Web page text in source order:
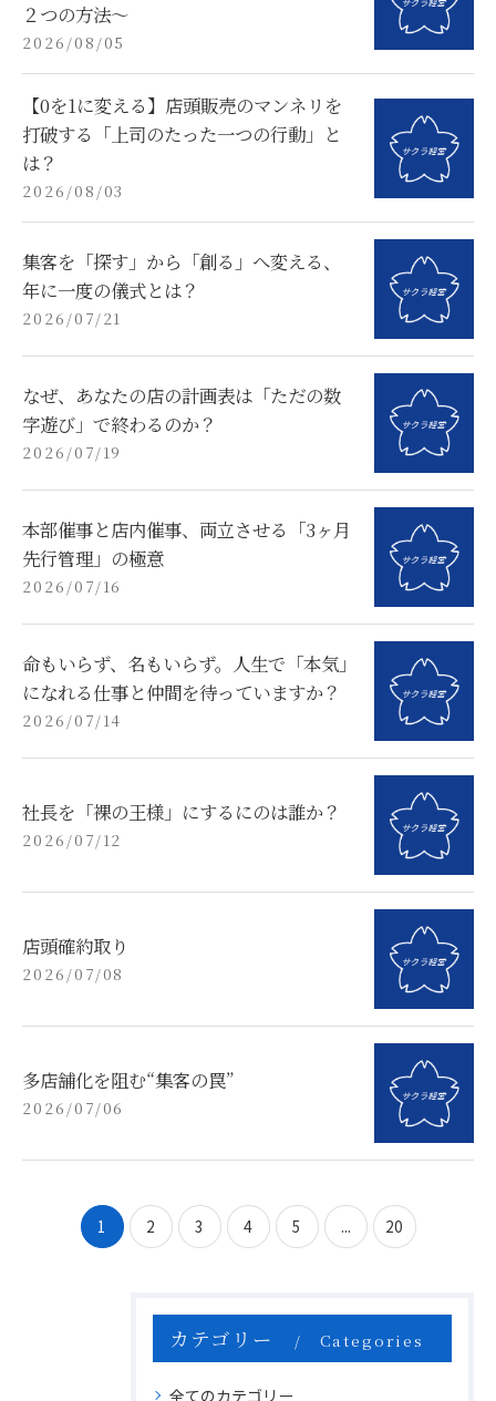
２つの方法〜
2026/08/05
【0を1に変える】店頭販売のマンネリを
打破する「上司のたった一つの行動」と
は？
2026/08/03
集客を「探す」から「創る」へ変える、
年に一度の儀式とは？
2026/07/21
なぜ、あなたの店の計画表は「ただの数
字遊び」で終わるのか？
2026/07/19
本部催事と店内催事、両立させる「3ヶ月
先行管理」の極意
2026/07/16
命もいらず、名もいらず。人生で「本気」
になれる仕事と仲間を待っていますか？
2026/07/14
社長を「裸の王様」にするにのは誰か？
2026/07/12
店頭確約取り
2026/07/08
多店舗化を阻む“集客の罠”
2026/07/06
1 2 3 4 5 ... 20
カテゴリー Categories
全てのカテゴリー